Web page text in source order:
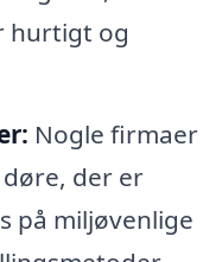
hurtigt og
Nogle firmaer
der er
på miljøvenlige